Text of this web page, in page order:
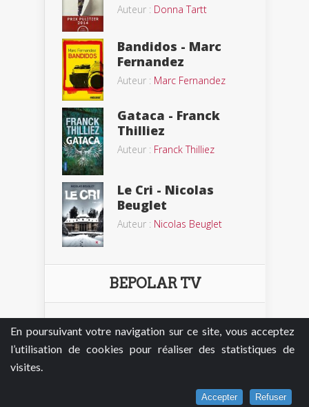
En poursuivant votre navigation sur ce site, vous acceptez
l’utilisation de cookies pour réaliser des statistiques de
visites.
Accepter Refuser
Auteur : Donna Tartt
Bandidos - Marc
Fernandez
Auteur : Marc Fernandez
Gataca - Franck
Thilliez
Auteur : Franck Thilliez
Le Cri - Nicolas
Beuglet
Auteur : Nicolas Beuglet
BEPOLAR TV